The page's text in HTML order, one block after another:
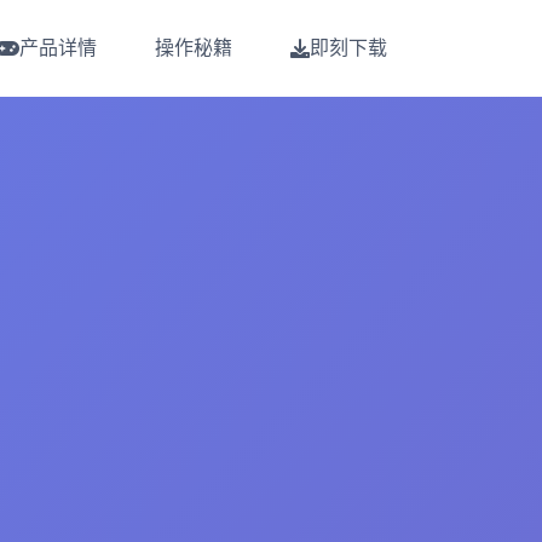
产品详情 操作秘籍 即刻下载